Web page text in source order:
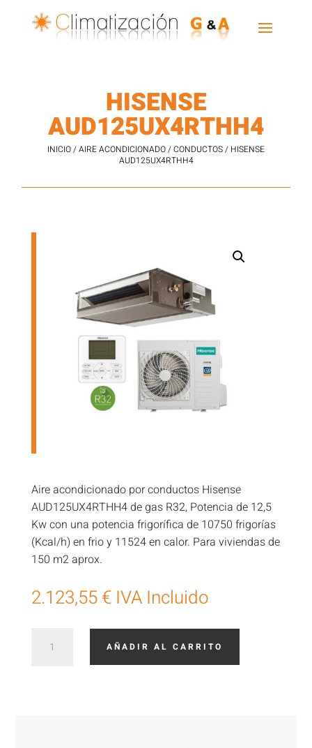
HISENSE
AUD125UX4RTHH4
INICIO/AIRE ACONDICIONADO/CONDUCTOS/ HISENSE
AUD125UX4RTHH4
Aire acondicionado por conductos Hisense
AUD125UX4RTHH4 de gas R32, Potencia de 12,5
Kw con una potencia frigorífica de 10750 frigorías
(Kcal/h) en frio y 11524 en calor. Para viviendas de
150 m2 aprox.
2.123,55€ IVA Incluido
AUD125UX4RTHH4AÑADIR AL CARRITO